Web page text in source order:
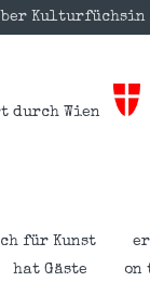
Kulturfüchsin
durch Wien
für Kunst
hat Gäste on